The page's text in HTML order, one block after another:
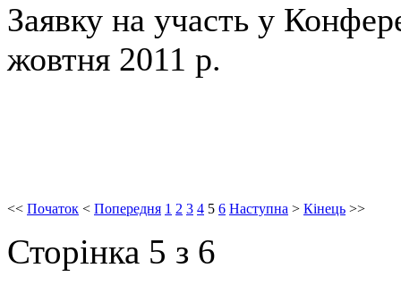
Заявку на участь у
жовтня 2011 р.
<< Початок < Попередня 1 2 3 4 5 6 Наступна > Кінець >>
Сторінка 5 з 6